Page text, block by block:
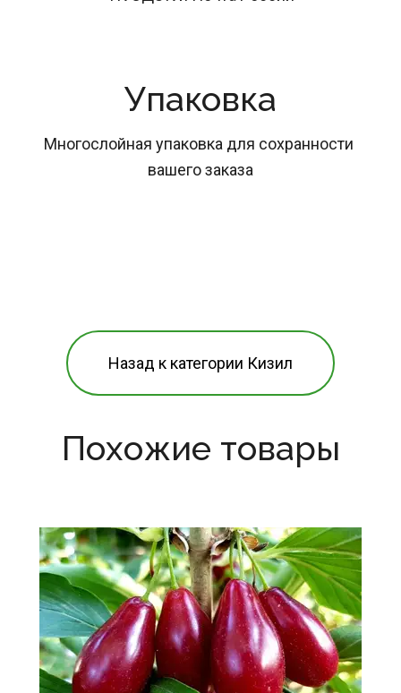
Упаковка
Многослойная упаковка для сохранности
вашего заказа
Назад к категории Кизил
Похожие товары